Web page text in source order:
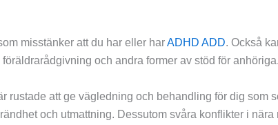
misstänker att du har eller harADHD ADD. Också
och andra former av stöd för anhöriga.
rustade att ge vägledning och behandling för dig som
och utmattning. Dessutom svåra konflikter i